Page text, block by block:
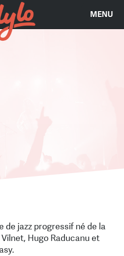
MENU
de jazz progressif né de la
Hugo Raducanu et